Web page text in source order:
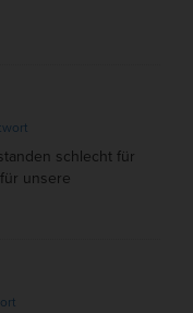
schlecht für
unsere